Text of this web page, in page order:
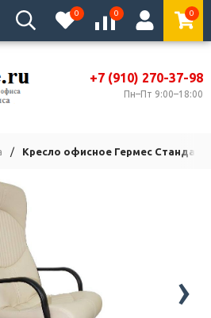
0 0 0
+7 (910) 270-37-98
Пн–Пт 9:00–18:00
/ Кресло офисное Гермес
›